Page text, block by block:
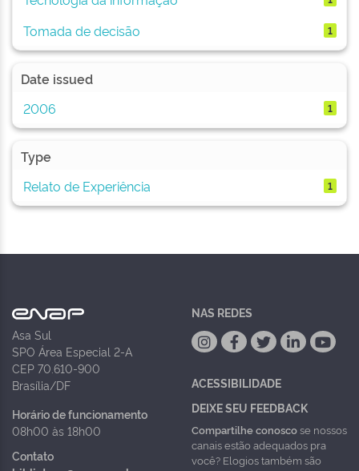
Tomada de decisão 1
Date issued
2006
1
Type
Relato de Experiência
1
Asa Sul
SPO Área Especial 2-A
CEP 70.610-900
Brasília/DF
Horário de funcionamento
08h00 às 18h00
Contato
NAS REDES
ACESSIBILIDADE
DEIXE SEU FEEDBACK
Compartilhe conoscose nossos
canais estão adequados pra
você? Elogios também são